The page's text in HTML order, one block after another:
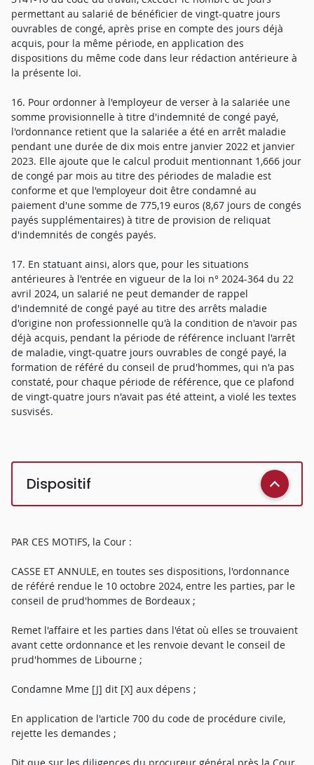
permettant au salarié de bénéficier de vingt-quatre jours
ouvrables de congé, après prise en compte des jours déjà
acquis, pour la même période, en application des
dispositions du même code dans leur rédaction antérieure à
la présente loi.
16. Pour ordonner à l'employeur de verser à la salariée une
somme provisionnelle à titre d'indemnité de congé payé,
l'ordonnance retient que la salariée a été en arrêt maladie
pendant une durée de dix mois entre janvier 2022 et janvier
2023. Elle ajoute que le calcul produit mentionnant 1,666 jour
de congé par mois au titre des périodes de maladie est
conforme et que l'employeur doit être condamné au
paiement d'une somme de 775,19 euros (8,67 jours de congés
payés supplémentaires) à titre de provision de reliquat
d'indemnités de congés payés.
17. En statuant ainsi, alors que, pour les situations
antérieures à l'entrée en vigueur de la loi n° 2024-364 du 22
avril 2024, un salarié ne peut demander de rappel
d'indemnité de congé payé au titre des arrêts maladie
d'origine non professionnelle qu'à la condition de n'avoir pas
déjà acquis, pendant la période de référence incluant l'arrêt
de maladie, vingt-quatre jours ouvrables de congé payé, la
formation de référé du conseil de prud'hommes, qui n'a pas
constaté, pour chaque période de référence, que ce plafond
de vingt-quatre jours n'avait pas été atteint, a violé les textes
susvisés.
Dispositif
PAR CES MOTIFS, la Cour :
CASSE ET ANNULE, en toutes ses dispositions, l'ordonnance
de référé rendue le 10 octobre 2024, entre les parties, par le
conseil de prud'hommes de Bordeaux ;
Remet l'affaire et les parties dans l'état où elles se trouvaient
avant cette ordonnance et les renvoie devant le conseil de
prud'hommes de Libourne ;
Condamne Mme [J] dit [X] aux dépens ;
En application de l'article 700 du code de procédure civile,
rejette les demandes ;